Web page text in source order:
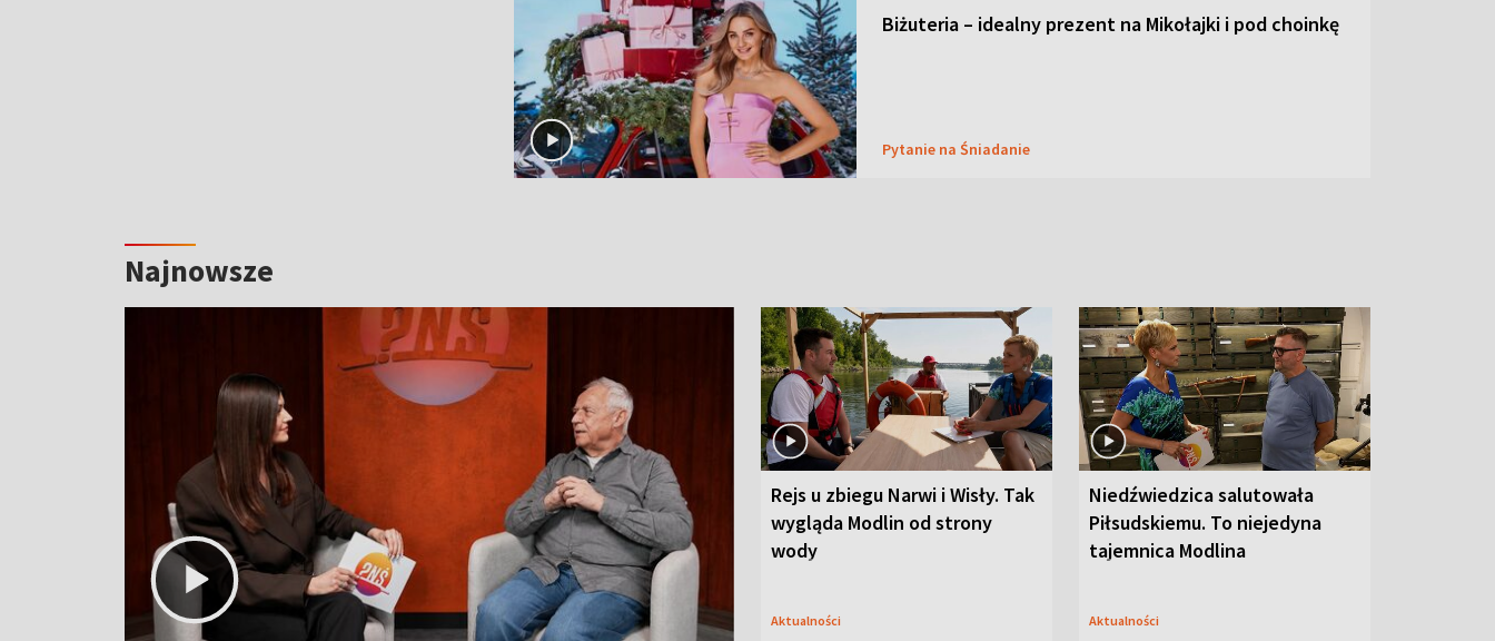
Biżuteria – idealny prezent na Mikołajki i pod choinkę
Pytanie na Śniadanie
Najnowsze
Rejs u zbiegu Narwi i Wisły. Tak
wygląda Modlin od strony
wody
Aktualności
Niedźwiedzica salutowała
Piłsudskiemu. To niejedyna
tajemnica Modlina
Aktualności